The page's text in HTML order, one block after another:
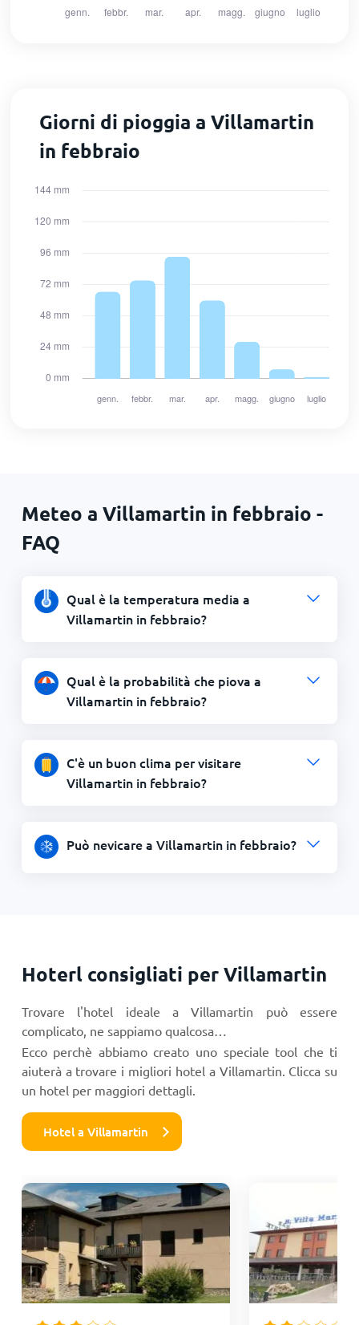
Giorni di pioggia a Villamartin
in febbraio
Meteo a Villamartin in febbraio -
FAQ
Qual è la temperatura media a
Villamartin in febbraio?
Qual è la probabilità che piova a
Villamartin in febbraio?
C'è un buon clima per visitare
Villamartin in febbraio?
Può nevicare a Villamartin in febbraio?
Hoterl consigliati per Villamartin
Trovare l'hotel ideale a Villamartin può essere
complicato, ne sappiamo qualcosa…
Ecco perchè abbiamo creato uno speciale tool che ti
aiuterà a trovare i migliori hotel a Villamartin. Clicca su
un hotel per maggiori dettagli.
Hotel a Villamartin